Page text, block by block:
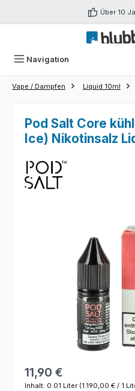
Zum Hauptinhalt springen Über 10
Navigation
Vape / Dampfen Liquid 10ml
Pod Salt Core
Ice) Nikotinsalz
Regulärer Preis:
11,90 €
Inhalt: 0.01 Liter (1.190,00 € / 1